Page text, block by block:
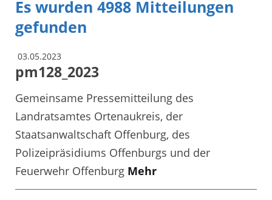
Es wurden 4988 Mitteilungen
gefunden
03.05.2023
pm128_2023
Gemeinsame Pressemitteilung des
Landratsamtes Ortenaukreis, der
Staatsanwaltschaft Offenburg, des
Polizeipräsidiums Offenburgs und der
Feuerwehr Offenburg Mehr